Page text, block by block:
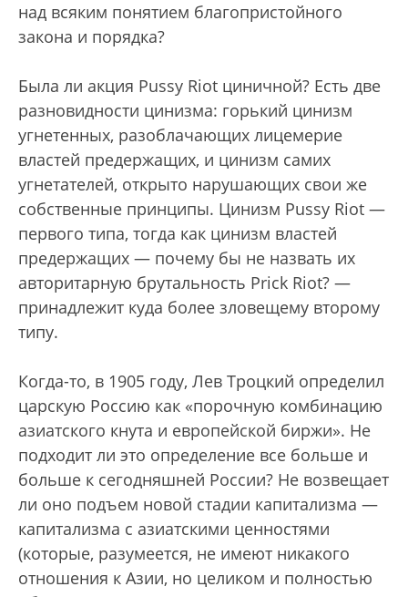
над всяким понятием благопристойного
закона и порядка?
Была ли акция Pussy Riot циничной? Есть две
разновидности цинизма: горький цинизм
угнетенных, разоблачающих лицемерие
властей предержащих, и цинизм самих
угнетателей, открыто нарушающих свои же
собственные принципы. Цинизм Pussy Riot —
первого типа, тогда как цинизм властей
предержащих — почему бы не назвать их
авторитарную брутальность Prick Riot? —
принадлежит куда более зловещему второму
типу.
Когда-то, в 1905 году, Лев Троцкий определил
царскую Россию как «порочную комбинацию
азиатского кнута и европейской биржи». Не
подходит ли это определение все больше и
больше к сегодняшней России? Не возвещает
ли оно подъем новой стадии капитализма —
капитализма с азиатскими ценностями
(которые, разумеется, не имеют никакого
отношения к Азии, но целиком и полностью